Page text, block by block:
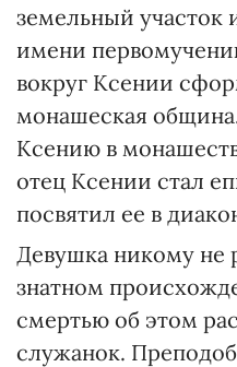
земельный участок
имени
вокруг Ксении
монашеская
Ксению в
отец Ксении стал
посвятил ее в
Девушка никому не
знатном
смертью об этом
служанок.